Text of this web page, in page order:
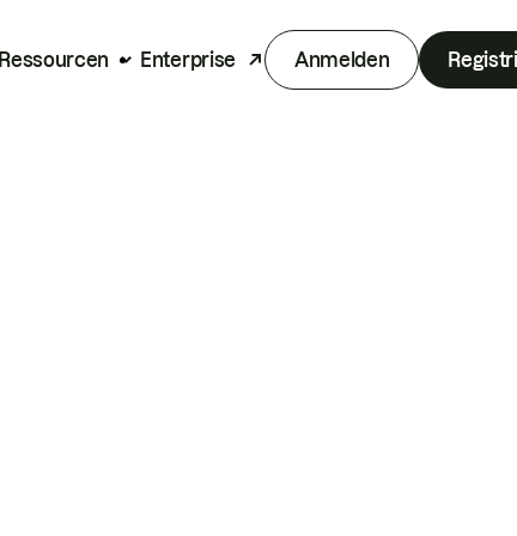
Ressourcen Enterprise Anmelden